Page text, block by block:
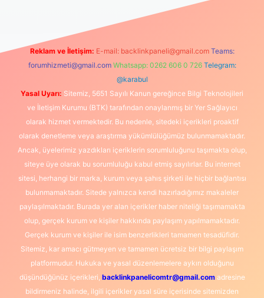
Reklam ve İletişim: E-mail: backlinkpaneli@gmail.com Teams:
forumhizmeti@gmail.com Whatsapp: 0262 606 0 726 Telegram:
@karabul
Yasal Uyarı: Sitemiz, 5651 Sayılı Kanun gereğince Bilgi Teknolojileri
ve İletişim Kurumu (BTK) tarafından onaylanmış bir Yer Sağlayıcı
olarak hizmet vermektedir. Bu nedenle, sitedeki içerikleri proaktif
olarak denetleme veya araştırma yükümlülüğümüz bulunmamaktadır.
Ancak, üyelerimiz yazdıkları içeriklerin sorumluluğunu taşımakta olup,
siteye üye olarak bu sorumluluğu kabul etmiş sayılırlar. Bu internet
sitesi, herhangi bir marka, kurum veya şahıs şirketi ile hiçbir bağlantısı
bulunmamaktadır. Sitede yalnızca kendi hazırladığımız makaleler
paylaşılmaktadır. Burada yer alan içerikler haber niteliği taşımamakta
olup, gerçek kurum ve kişiler hakkında paylaşım yapılmamaktadır.
Gerçek kurum ve kişiler ile isim benzerlikleri tamamen tesadüfidir.
Sitemiz, kar amacı gütmeyen ve tamamen ücretsiz bir bilgi paylaşım
platformudur. Hukuka ve yasal düzenlemelere aykırı olduğunu
düşündüğünüz içerikleri, backlinkpanelicomtr@gmail.comadresine
bildirmeniz halinde, ilgili içerikler yasal süre içerisinde sitemizden